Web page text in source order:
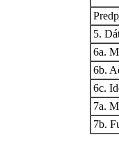
5.
6a.
6b.
6c.
7a.
7b.